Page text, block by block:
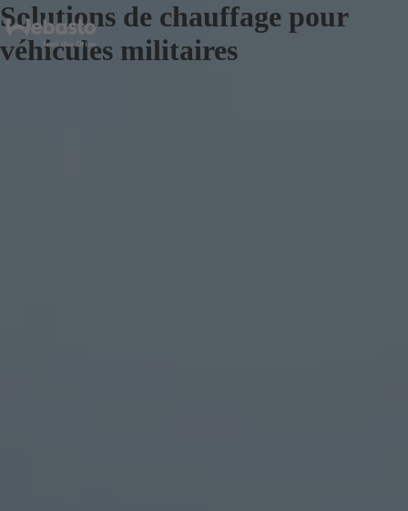
Solutions de chauffage pour
véhicules militaires